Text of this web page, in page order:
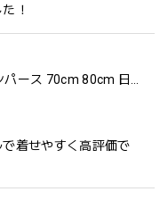
！
3.LIETO おでかけロンパース 70cm 80cm 日本製 スリーリエート
着せやすく高評価で